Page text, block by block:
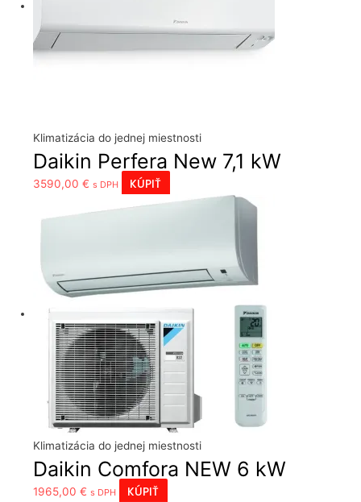
Klimatizácia do jednej miestnosti
Daikin Perfera New 7,1 kW
3590,00€ s DPH KÚPIŤ
Klimatizácia do jednej miestnosti
Daikin Comfora NEW 6 kW
1965,00€ s DPH KÚPIŤ